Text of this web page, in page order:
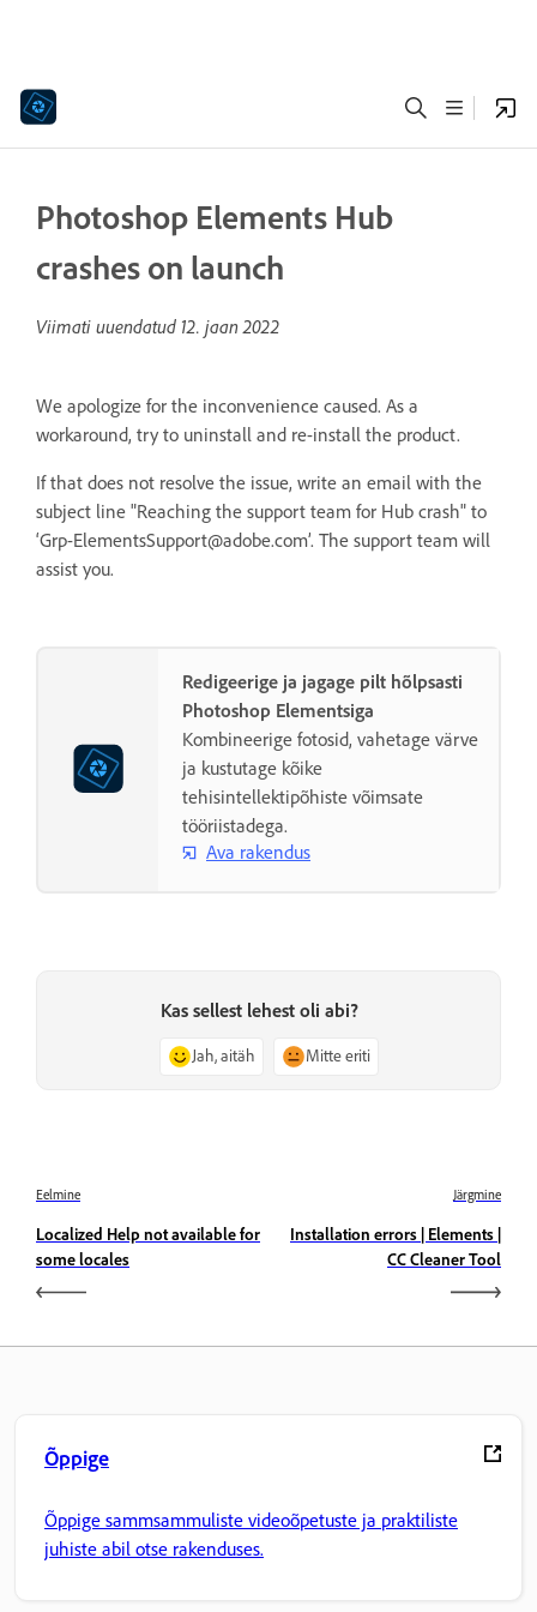
Photoshop Elements Hub
crashes on launch
Viimati uuendatud 12. jaan 2022
We apologize for the inconvenience caused. As a
workaround, try to uninstall and re-install the product.
If that does not resolve the issue, write an email with the
subject line "Reaching the support team for Hub crash" to
‘Grp-ElementsSupport@adobe.com’. The support team will
assist you.
Redigeerige ja jagage pilt hõlpsasti
Photoshop Elementsiga
Kombineerige fotosid, vahetage värve
ja kustutage kõike
tehisintellektipõhiste võimsate
tööriistadega.
Ava rakendus
Kas sellest lehest oli abi?
Jah, aitäh Mitte eriti
Eelmine
Localized Help not available for
some locales
Järgmine
Installation errors | Elements |
CC Cleaner Tool
Õppige
Õppige sammsammuliste videoõpetuste ja praktiliste
juhiste abil otse rakenduses.